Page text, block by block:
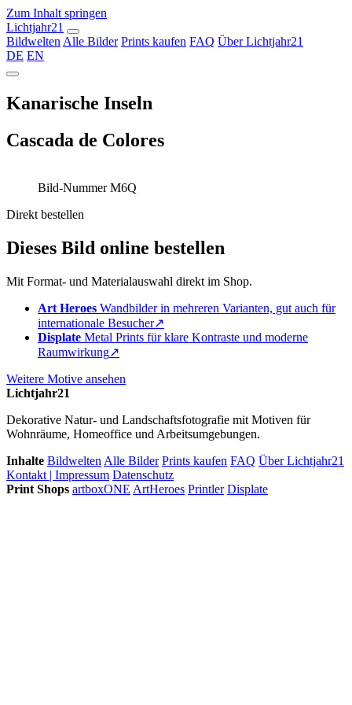
Zum Inhalt springen
Lichtjahr21
Bildwelten Alle Bilder Prints kaufen FAQ Über Lichtjahr21
DE EN
Kanarische Inseln
Cascada de Colores
Bild-Nummer M6Q
Direkt bestellen
Dieses Bild online bestellen
Mit Format- und Materialauswahl direkt im Shop.
Art Heroes Wandbilder in mehreren Varianten, gut auch für
internationale Besucher↗
Displate Metal Prints für klare Kontraste und moderne
Raumwirkung↗
Weitere Motive ansehen
Lichtjahr21
Dekorative Natur- und Landschaftsfotografie mit Motiven für
Wohnräume, Homeoffice und Arbeitsumgebungen.
Inhalte Bildwelten Alle Bilder Prints kaufen FAQ Über Lichtjahr21
Kontakt | Impressum Datenschutz
Print Shops artboxONE ArtHeroes Printler Displate